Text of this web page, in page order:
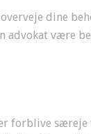
dine
advokat være
særeje